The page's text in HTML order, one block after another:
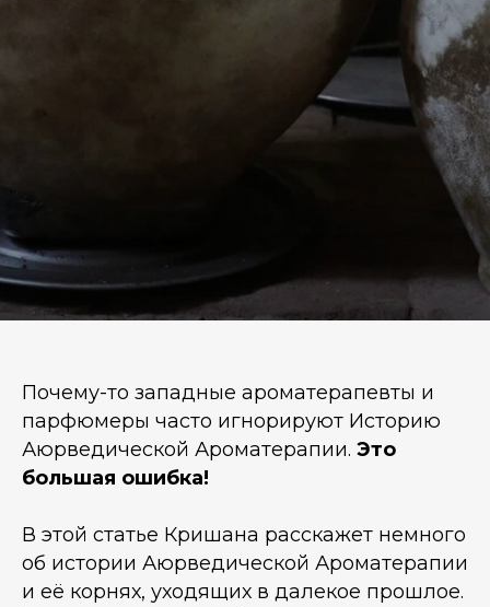
Почему-то западные ароматерапевты и
парфюмеры часто игнорируют Историю
Аюрведической Ароматерапии. Это
большая ошибка!
В этой статье Кришана расскажет немного
об истории Аюрведической Ароматерапии
и её корнях, уходящих в далекое прошлое.